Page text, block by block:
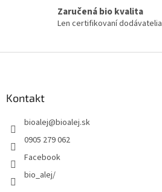
Zaručená bio kvalita
Len certifikovaní dodávatelia
Kontakt
bioalej@bioalej.sk
0905 279 062
Facebook
bio_alej/